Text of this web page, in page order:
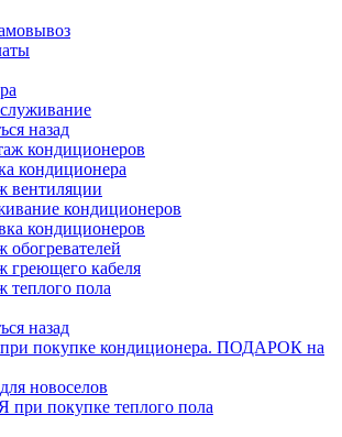
назад
кондиционеров
кондиционера
вентиляции
кондиционеров
кондиционеров
греющего кабеля
теплого пола
назад
покупке кондиционера. ПОДАРОК на
новоселов
покупке теплого пола